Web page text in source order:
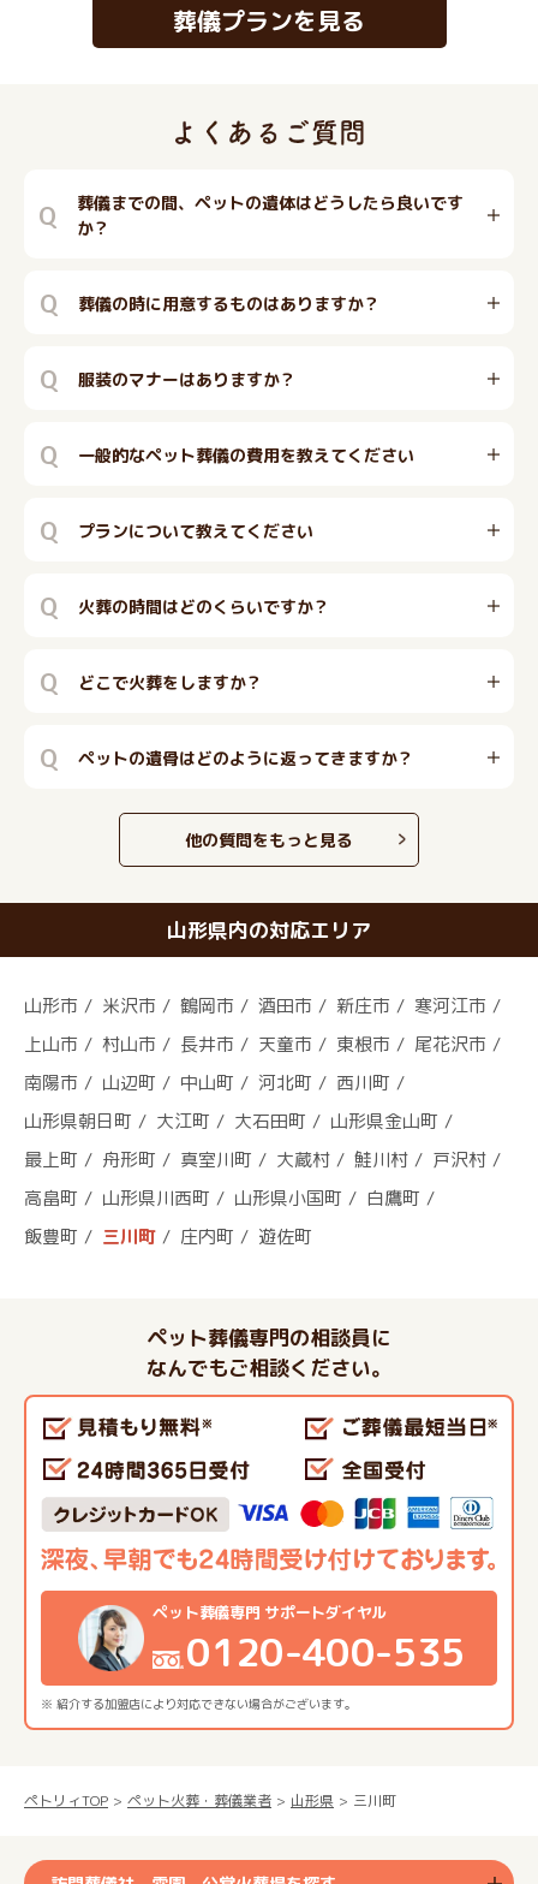
葬儀プランを見る
Q
葬儀までの間、ペットの遺体はどうしたら良いです
か？
Q 葬儀の時に用意するものはありますか？
Q 服装のマナーはありますか？
Q 一般的なペット葬儀の費用を教えてください
Q プランについて教えてください
Q 火葬の時間はどのくらいですか？
Q どこで火葬をしますか？
Q ペットの遺骨はどのように返ってきますか？
他の質問をもっと見る
山形県内の対応エリア
山形市 米沢市 鶴岡市 酒田市 新庄市
寒河江市
上山市
村山市 長井市 天童市 東根市
尾花沢市
南陽市
山辺町 中山町 河北町
西川町
山形県朝日町
大江町 大石田町
山形県金山町
最上町
舟形町 真室川町 大蔵村 鮭川村
戸沢村
高畠町
山形県川西町 山形県小国町
白鷹町
飯豊町
三川町 庄内町 遊佐町
ペット葬儀専門の相談員に
なんでもご相談ください。
※ 紹介する加盟店により対応できない場合がございます。
ペット葬儀専門 サポートダイヤル
0120-400-535
ペトリィTOP ペット火葬・葬儀業者 山形県 三川町